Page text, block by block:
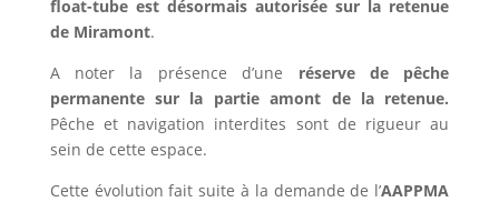
float-tube est désormais autorisée sur la retenue
de Miramont.
A noter la présence d’une réserve de pêche
permanente sur la partie amont de la retenue.
Pêche et navigation interdites sont de rigueur au
sein de cette espace.
Cette évolution fait suite à la demande de l’AAPPMA